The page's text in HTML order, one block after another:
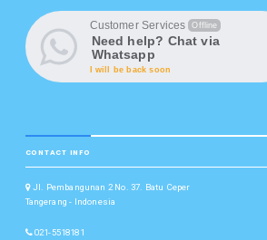
Customer Services Offline
Need help? Chat via
Whatsapp
I will be back soon
CONTACT INFO
Jl. Pembangunan 2 No. 37. Batu Ceper
Tangerang - Indonesia
021-5518181